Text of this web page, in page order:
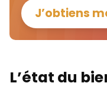
J’obtiens
L’état du